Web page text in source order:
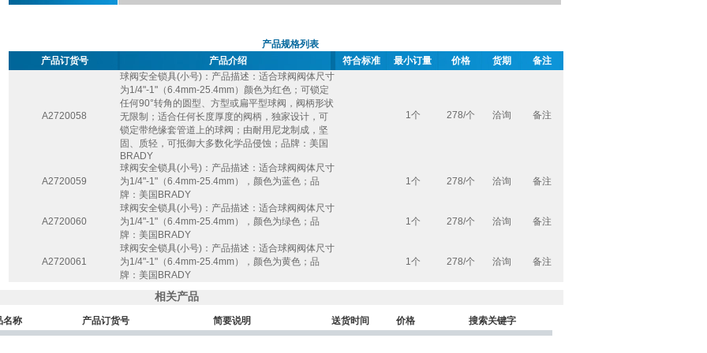
产品规格列表
产品订货号
产品介绍 符合标准 最小订量 价格 货期 备注
A2720058
球阀安全锁具(小号)：产品描述：适合球阀阀体尺寸
为1/4"-1"（6.4mm-25.4mm）颜色为红色；可锁定
任何90°转角的圆型、方型或扁平型球阀，阀柄形状
无限制；适合任何长度厚度的阀柄，独家设计，可
锁定带绝缘套管道上的球阀；由耐用尼龙制成，坚
固、质轻，可抵御大多数化学品侵蚀；品牌：美国
BRADY
1个 278/个 洽询 备注
A2720059
球阀安全锁具(小号)：产品描述：适合球阀阀体尺寸
为1/4"-1"（6.4mm-25.4mm），颜色为蓝色；品
牌：美国BRADY
1个 278/个 洽询 备注
A2720060
球阀安全锁具(小号)：产品描述：适合球阀阀体尺寸
为1/4"-1"（6.4mm-25.4mm），颜色为绿色；品
牌：美国BRADY
1个 278/个 洽询 备注
A2720061
球阀安全锁具(小号)：产品描述：适合球阀阀体尺寸
为1/4"-1"（6.4mm-25.4mm），颜色为黄色；品
牌：美国BRADY
1个 278/个 洽询 备注
相关产品
名称 产品订货号 简要说明 送货时间 价格 搜索关键字